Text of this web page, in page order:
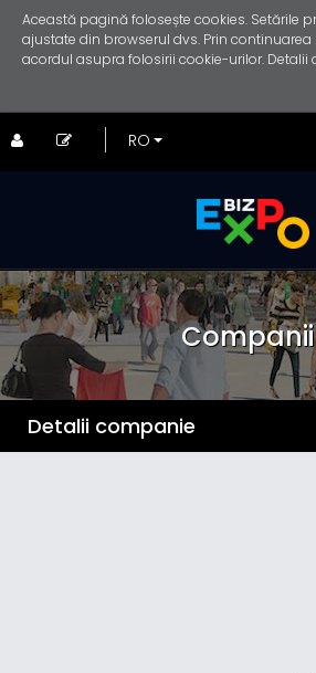
Această pagină folosește cookies. Setările
ajustate din browserul dvs. Prin
acordul asupra folosirii cookie-urilor. Detalii
Companii
Detalii companie